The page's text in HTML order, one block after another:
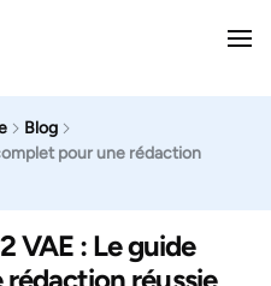
Blog
pour une rédaction
VAE : Le guide